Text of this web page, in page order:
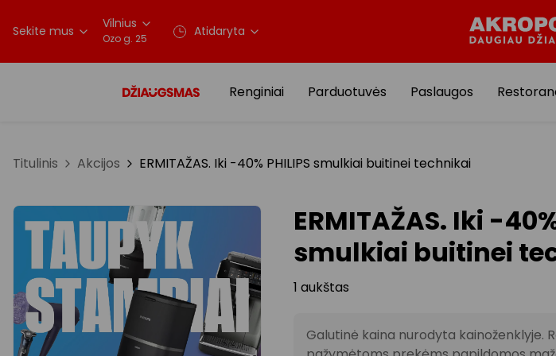
Sekite mus Vilnius
Ozo g. 25 Atidaryta
Renginiai Parduotuvės Paslaugos
Titulinis Akcijos ERMITAŽAS. Iki -40% PHILIPS smulkiai buitinei technikai
ERMITAŽAS. Iki -
smulkiai buitinei
1 aukštas
Galutinė kaina nurodyta kainoženklyje.